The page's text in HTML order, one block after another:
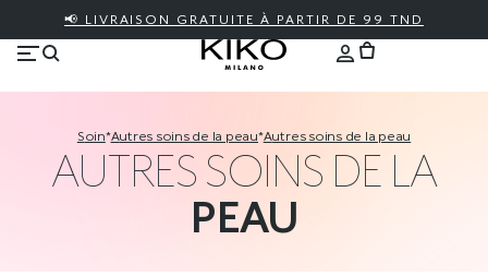
📢 LIVRAISON GRATUITE À PARTIR DE 99 TND
soin* autres soins de la peau* autres soins de la peau
AUTRES SOINS DE LA
PEAU